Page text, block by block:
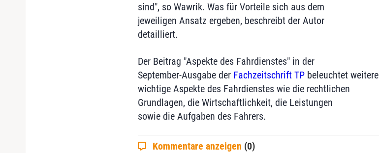
sind", so Wawrik. Was für Vorteile sich aus dem
jeweiligen Ansatz ergeben, beschreibt der Autor
detailliert.
Der Beitrag "Aspekte des Fahrdienstes" in der
September-Ausgabe der Fachzeitschrift TPbeleuchtet weitere
wichtige Aspekte des Fahrdienstes wie die rechtlichen
Grundlagen, die Wirtschaftlichkeit, die Leistungen
sowie die Aufgaben des Fahrers.
Kommentare anzeigen (0)